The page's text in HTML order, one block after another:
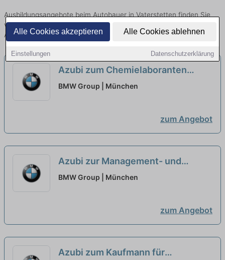
Alle Cookies akzeptieren Alle Cookies ablehnen
Einstellungen Datenschutzerklärung
Ausbildungsangebote beim Autobauer in Vaterstetten finden Sie
von namhaften Firmen. Entdecken Sie freie Optionen von Top-
Arbeitgebern und bewerben Sie sich noch heute.
Azubi zum Chemielaboranten
(w/m/x) - [2 Plätze]
BMW Group | München
zum Angebot
Azubi zur Management- und
Projektassistenz (w/m/x) - Werk
BMW Group | München
zum Angebot
Azubi zum Kaufmann für